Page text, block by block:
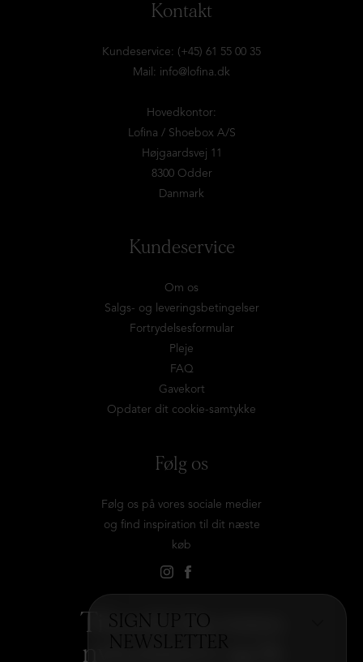
SIGN UP TO
Kontakt
Kundeservice: (+45) 61 55 00 35
Mail: info@lofina.dk
Hovedkontor:
Lofina / Shoebox A/S
Højgaardsvej 11
8300 Odder
Danmark
Kundeservice
Om os
Salgs- og leveringsbetingelser
Fortrydelsesformular
Pleje
FAQ
Gavekort
Opdater dit cookie-samtykke
Følg os
Følg os på vores sociale medier
og find inspiration til dit næste
køb
Tilmeld dig vores
nyhedsbrev og få